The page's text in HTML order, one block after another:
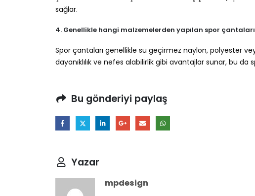
sağlar.
4. Genellikle hangi malzemelerden yapılan spor
Spor çantaları genellikle su geçirmez naylon, polyester
dayanıklılık ve nefes alabilirlik gibi avantajlar sunar, bu da
Bu gönderiyi paylaş
Yazar
mpdesign